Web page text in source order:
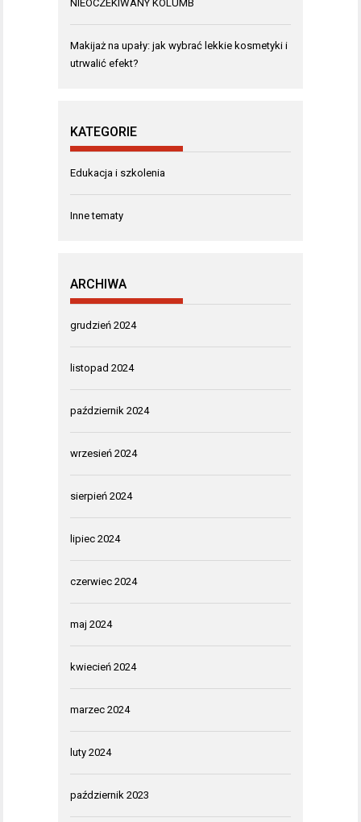
NIEOCZEKIWANY KOLUMB
Makijaż na upały: jak wybrać lekkie kosmetyki i
utrwalić efekt?
KATEGORIE
Edukacja i szkolenia
Inne tematy
ARCHIWA
grudzień 2024
listopad 2024
październik 2024
wrzesień 2024
sierpień 2024
lipiec 2024
czerwiec 2024
maj 2024
kwiecień 2024
marzec 2024
luty 2024
październik 2023